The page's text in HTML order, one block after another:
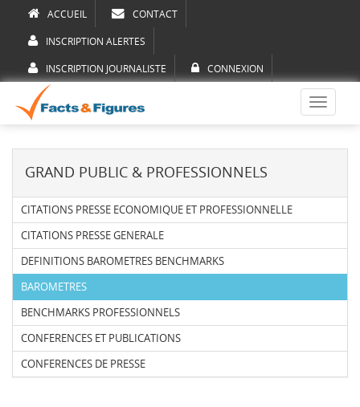
ACCUEIL CONTACT
INSCRIPTION ALERTES
INSCRIPTION JOURNALISTE CONNEXION
Toggle
GRAND PUBLIC & PROFESSIONNELS
CITATIONS PRESSE ECONOMIQUE ET PROFESSIONNELLE
CITATIONS PRESSE GENERALE
DEFINITIONS BAROMETRES BENCHMARKS
BAROMETRES
BENCHMARKS PROFESSIONNELS
CONFERENCES ET PUBLICATIONS
CONFERENCES DE PRESSE